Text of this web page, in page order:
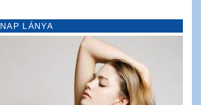
NAP LÁNYA